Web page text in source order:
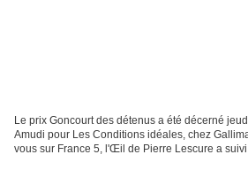
Le prix Goncourt des détenus a été décerné
Amudi pour Les Conditions idéales, chez
vous sur France 5, l'Œil de Pierre Lescure a